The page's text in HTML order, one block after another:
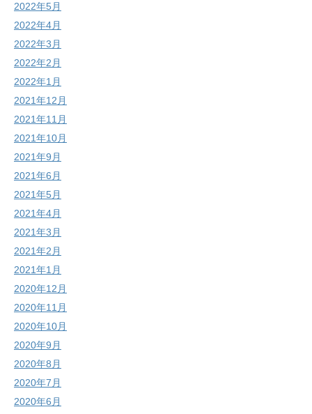
2022年5月
2022年4月
2022年3月
2022年2月
2022年1月
2021年12月
2021年11月
2021年10月
2021年9月
2021年6月
2021年5月
2021年4月
2021年3月
2021年2月
2021年1月
2020年12月
2020年11月
2020年10月
2020年9月
2020年8月
2020年7月
2020年6月